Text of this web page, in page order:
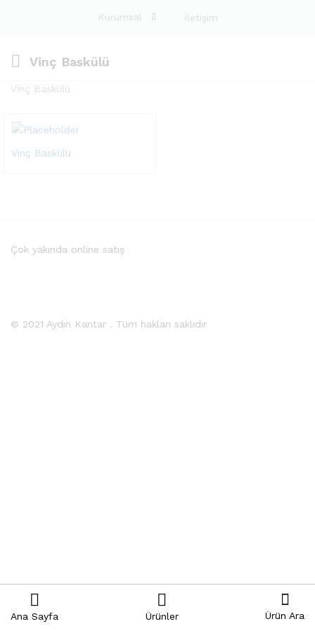
Kurumsal İletişim
Vinç Baskülü
Vinç Baskülü
Vinç Baskülü
© 2021 Aydın Kantar . Tüm hakları saklıdır
Çok yakında online satış
Ana Sayfa Ürünler Ürün Ara